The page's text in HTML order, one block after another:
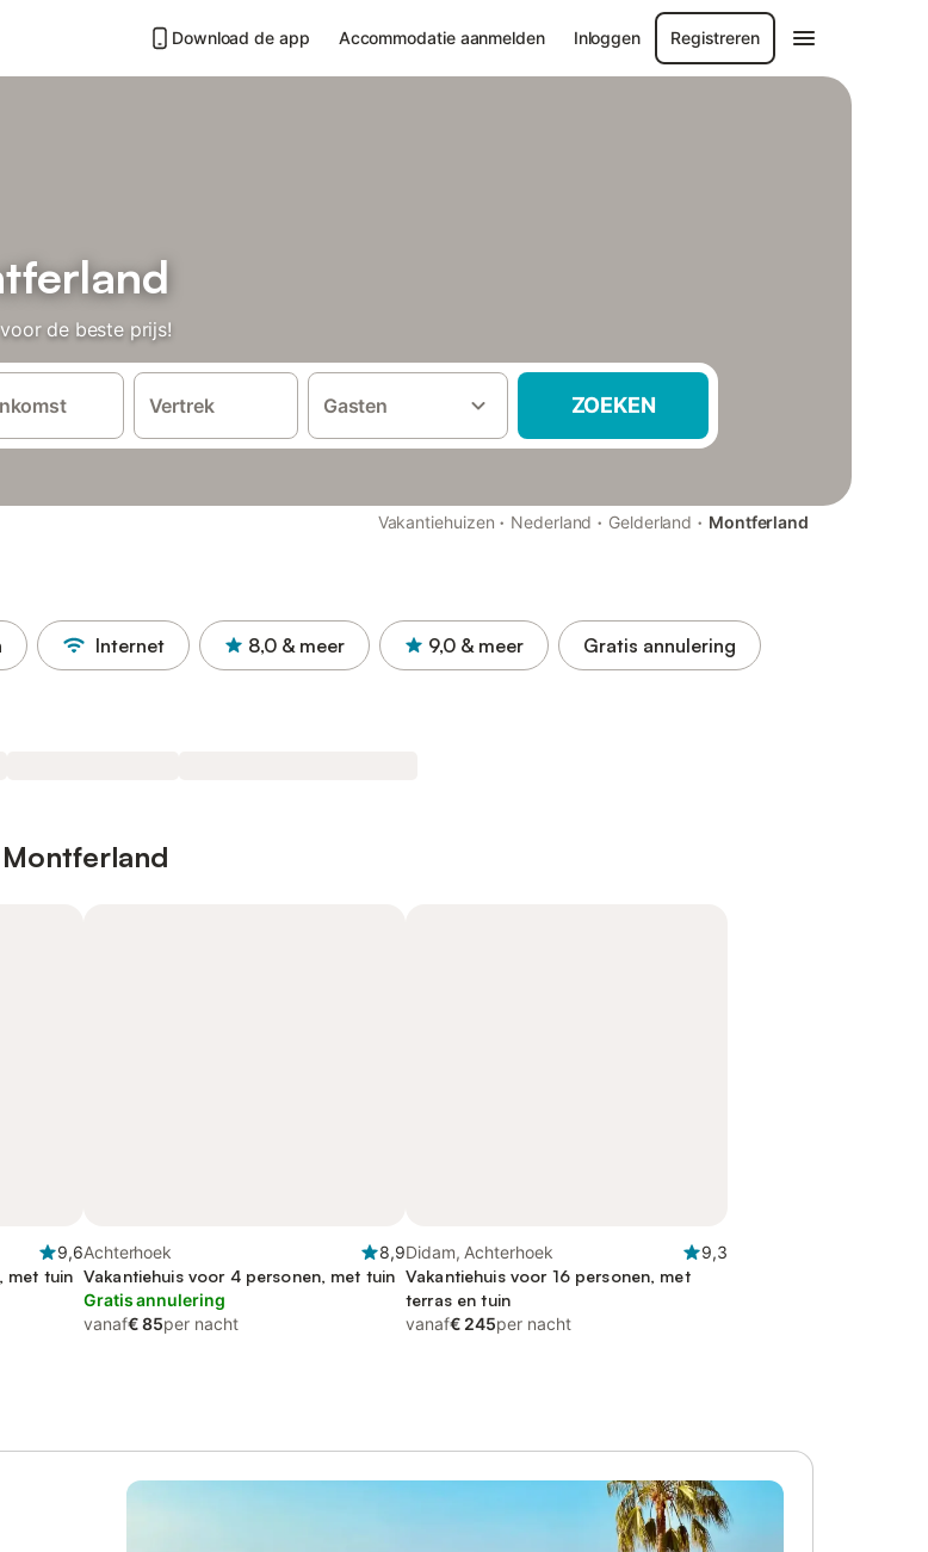
Download de app Accommodatie aanmelden Inloggen Registreren
de beste prijs!
Vertrek Gasten ZOEKEN
Vakantiehuizen · Nederland · Gelderland · Montferland
Internet 8,0 & meer 9,0 & meer Gratis annulering
9,6
met tuin
Achterhoek
8,9
Vakantiehuis voor 4 personen, met tuin
Gratis annulering
vanaf€ 85per nacht
Didam, Achterhoek
9,3
Vakantiehuis voor 16 personen, met
terras en tuin
vanaf€ 245per nacht